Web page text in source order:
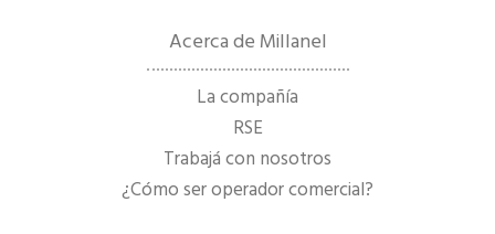
Acerca de Millanel
La compañía
RSE
Trabajá con nosotros
¿Cómo ser operador comercial?